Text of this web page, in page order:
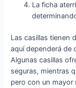
La ficha
Las casillas tienen
aquí dependerá de
Algunas casillas
seguras, mientras
pero con un mayor